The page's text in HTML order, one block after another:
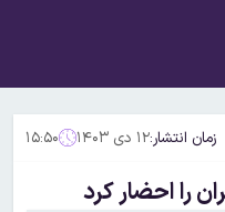
زمان انتشار:۱۲ دی ۱۴۰۳ ۱۵:۵۰
را احضار کرد